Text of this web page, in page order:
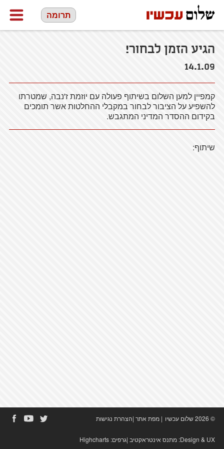
תרומה
הגיע הזמן לבחור!
14.1.09
קמפיין למען השלום בשיתוף פעולה עם יוזמת ז'נבה, שמטרתו
להשפיע על הציבור לבחור במקבלי ההחלטות אשר תומכים
בקידום ההסדר המדיני המתגבש.
שיתוף:
© 2026 שלום עכשיו | מפת אתר|הצהרת נגישות
Design & UX: מתנס אינטראקטיב|גרפים: Highcharts